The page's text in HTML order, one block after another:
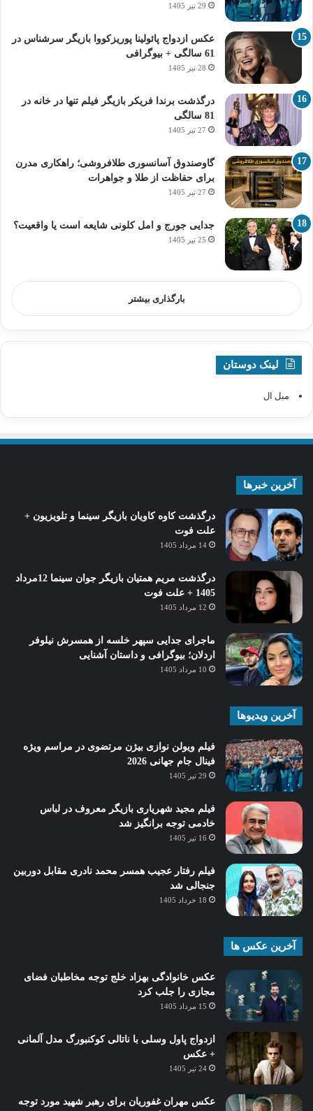
29 تیر 1405
عکس ازدواج پائولینا پوریزکووا بازیگر سرشناس در
61 سالگی + بیوگرافی
28 تیر 1405
درگذشت برندا فریکر بازیگر فیلم تنها در خانه در
81 سالگی
27 تیر 1405
گاوصندوق آسانسوری طلافروشی؛ راهکاری مدرن
برای حفاظت از طلا و جواهرات
27 تیر 1405
جدایی جورج و امل کلونی شایعه است یا واقعیت؟
25 تیر 1405
بارگذاری بیشتر
لینک دوستان
مبل ال
آخرین خبرها
درگذشت کاوه کاویان بازیگر سینما و تلویزیون +
علت فوت
14 مرداد 1405
درگذشت مریم همتیان بازیگر جوان سینما 12مرداد
1405 + علت فوت
12 مرداد 1405
ماجرای جدایی سپهر خلسه از همسرش نیلوفر
اردلان؛ بیوگرافی و داستان آشنایی
10 مرداد 1405
آخرین ویدیوها
فیلم ویولن نوازی بیژن مرتضوی در مراسم ویژه
فینال جام جهانی 2026
29 تیر 1405
فیلم مجید شهریاری بازیگر معروف در لباس
خادمی توجه برانگیز شد
16 تیر 1405
فیلم رفتار عجیب همسر محمد نادری مقابل دوربین
جنجالی شد
18 خرداد 1405
آخرین عکس ها
عکس خانوادگی بهزاد خلج توجه مخاطبان فضای
مجازی را جلب کرد
15 مرداد 1405
ازدواج پاول وسلی با ناتالی کوکنبورگ مدل آلمانی
+ عکس
24 تیر 1405
عکس مهران غفوریان برای رهبر شهید مورد توجه